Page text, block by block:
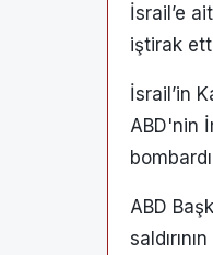
İsrail’e
iştirak
İsrail’in
ABD'nin
ABD